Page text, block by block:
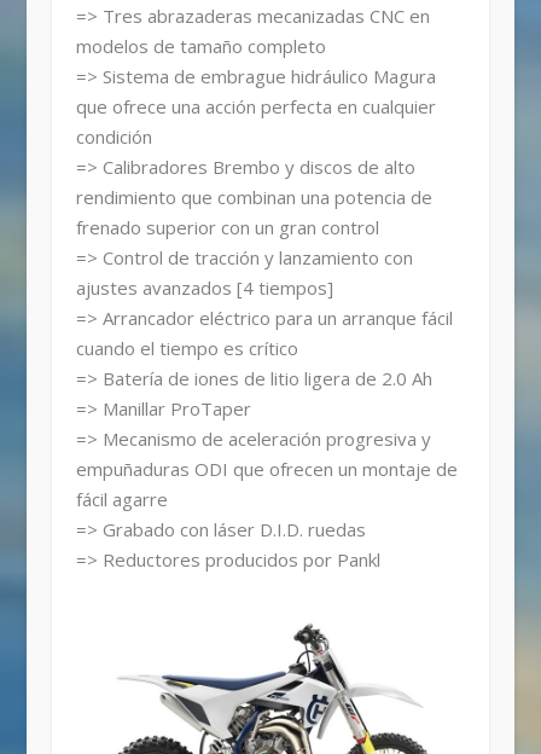
=> Tres abrazaderas mecanizadas CNC en
modelos de tamaño completo
=> Sistema de embrague hidráulico Magura
que ofrece una acción perfecta en cualquier
condición
=> Calibradores Brembo y discos de alto
rendimiento que combinan una potencia de
frenado superior con un gran control
=> Control de tracción y lanzamiento con
ajustes avanzados [4 tiempos]
=> Arrancador eléctrico para un arranque fácil
cuando el tiempo es crítico
=> Batería de iones de litio ligera de 2.0 Ah
=> Manillar ProTaper
=> Mecanismo de aceleración progresiva y
empuñaduras ODI que ofrecen un montaje de
fácil agarre
=> Grabado con láser D.I.D. ruedas
=> Reductores producidos por Pankl